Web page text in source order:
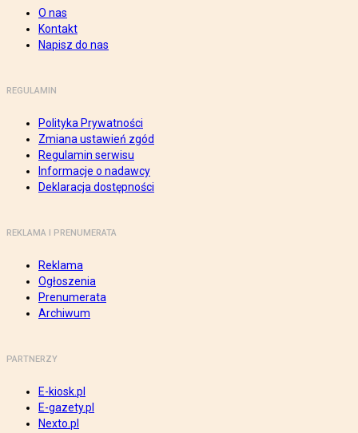
O nas
Kontakt
Napisz do nas
REGULAMIN
Polityka Prywatności
Zmiana ustawień zgód
Regulamin serwisu
Informacje o nadawcy
Deklaracja dostępności
REKLAMA I PRENUMERATA
Reklama
Ogłoszenia
Prenumerata
Archiwum
PARTNERZY
E-kiosk.pl
E-gazety.pl
Nexto.pl